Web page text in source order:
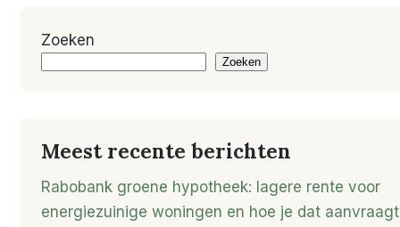
Zoeken
Zoeken
Meest recente berichten
Rabobank groene hypotheek: lagere rente voor
energiezuinige woningen en hoe je dat aanvraagt